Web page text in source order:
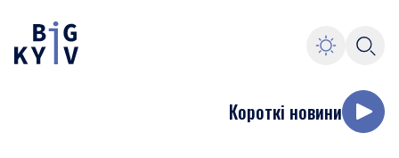
Короткі новини